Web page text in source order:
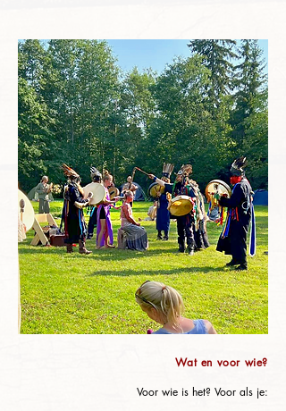
Wat en voor wie?
Voor wie is het? Voor als je: